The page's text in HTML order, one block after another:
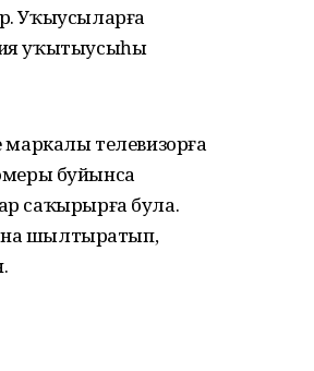
Уҡыусыларға
уҡытыусыһы
телевизорға
буйынса
саҡырырға була.
шылтыратып,